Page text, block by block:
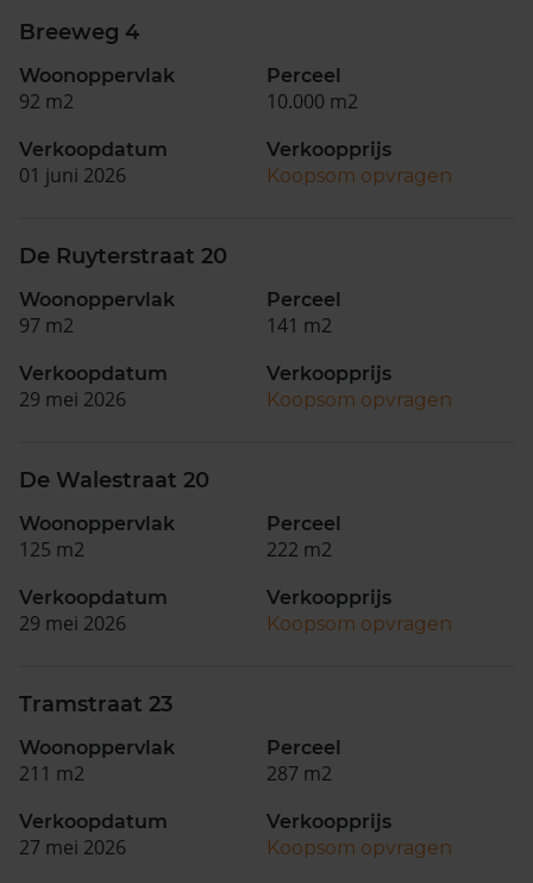
Breeweg 4
Woonoppervlak
92 m2
Perceel
10.000 m2
Verkoopdatum
01 juni 2026
Verkoopprijs
Koopsom opvragen
De Ruyterstraat 20
Woonoppervlak
97 m2
Perceel
141 m2
Verkoopdatum
29 mei 2026
Verkoopprijs
Koopsom opvragen
De Walestraat 20
Woonoppervlak
125 m2
Perceel
222 m2
Verkoopdatum
29 mei 2026
Verkoopprijs
Koopsom opvragen
Tramstraat 23
Woonoppervlak
211 m2
Perceel
287 m2
Verkoopdatum
27 mei 2026
Verkoopprijs
Koopsom opvragen